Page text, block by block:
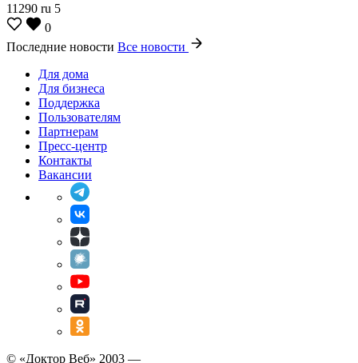
11290 ru 5
0
Последние новости Все новости
Для дома
Для бизнеса
Поддержка
Пользователям
Партнерам
Пресс-центр
Контакты
Вакансии
© «Доктор Веб» 2003 —